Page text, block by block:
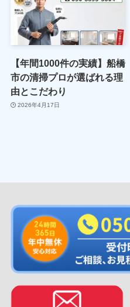
【年間1000件の実績】船橋
市の清掃プロが選ばれる理
由とこだわり
2026年4月17日